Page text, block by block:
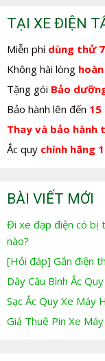
TẠI XE ĐIỆN
Miễn phí dùng thử
Không hài lòng
Tặng gói Bảo
Bảo hành lên đến 15
Thay và bảo hành
Ắc quy chính hãng
BÀI VIẾT MỚI
Đi xe đạp điện có bị
nào?
[Hỏi đáp] Gắn điện
Dây Câu Bình Ắc
Sạc Ắc Quy Xe Máy
Giá Thuê Pin Xe